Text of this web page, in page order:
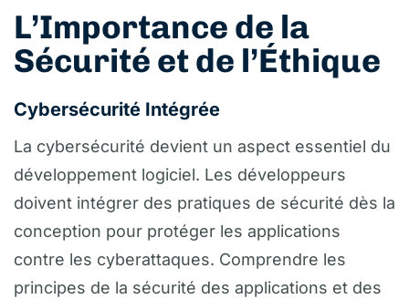
L’Importance de la
Sécurité et de l’Éthique
Cybersécurité Intégrée
La cybersécurité devient un aspect essentiel du
développement logiciel. Les développeurs
doivent intégrer des pratiques de sécurité dès la
conception pour protéger les applications
contre les cyberattaques. Comprendre les
principes de la sécurité des applications et des